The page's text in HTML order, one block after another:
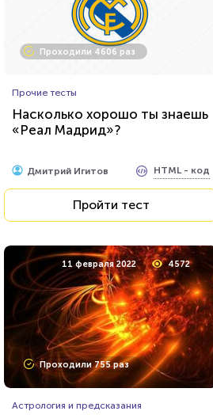
Проходили 4606 раз
Прочие тесты
Насколько хорошо ты знаешь
«Реал Мадрид»?
Дмитрий Игитов HTML - код
Пройти тест
11 февраля 2022 4572
Проходили 755 раз
Астрология и предсказания